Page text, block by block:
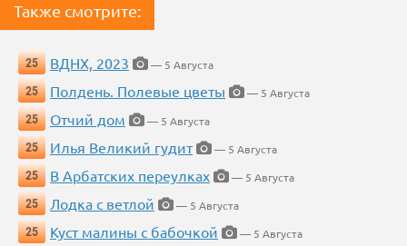
Также смотрите:
25 ВДНХ, 2023
— 5 Августа
25
Полдень. Полевые цветы
— 5 Августа
25
Отчий дом
— 5 Августа
25
Илья Великий гудит
— 5 Августа
25
В Арбатских переулках
— 5 Августа
25
Лодка с ветлой
— 5 Августа
25
Куст малины с бабочкой
— 5 Августа